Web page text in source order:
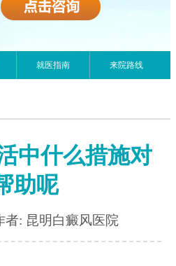
就医指南 来院路线
中什么措施对
助呢
者: 昆明白癜风医院